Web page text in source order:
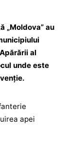
„Moldova” au
al
unde este
apei